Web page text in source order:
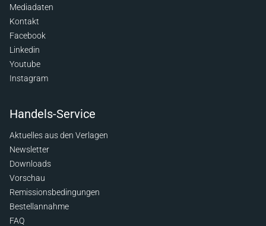
Mediadaten
Kontakt
Facebook
Linkedin
Youtube
Instagram
Handels-Service
Aktuelles aus den Verlagen
Newsletter
Downloads
Vorschau
Remissionsbedingungen
Bestellannahme
FAQ